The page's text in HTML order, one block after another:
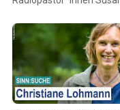
Kulturen oder in den
die eigene Suche nach
bewegen. Ein Podcast
existenzielle Fragen sind.